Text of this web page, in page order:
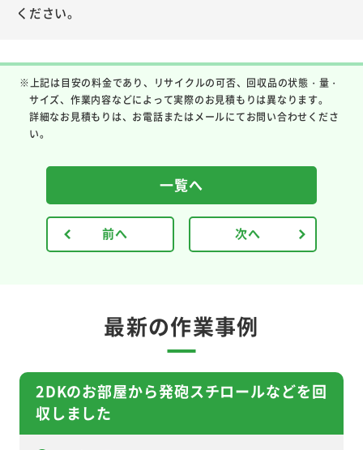
ください。
※上記は目安の料金であり、リサイクルの可否、回収品の状態・量・
サイズ、作業内容などによって実際のお見積もりは異なります。
詳細なお見積もりは、お電話またはメールにてお問い合わせくださ
い。
前へ
一覧へ
次へ
最新の作業事例
2DKのお部屋から発砲スチロールなどを回
収しました